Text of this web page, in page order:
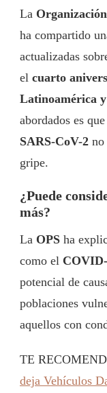
La
ha compartido
actualizadas
el cuarto
Latinoamérica
abordados es
SARS-CoV-2 no
gripe.
¿Puede
más?
La OPS ha
como el
potencial de
poblaciones
aquellos con
TE
deja Vehículos